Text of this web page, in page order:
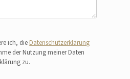
ich, die Datenschutzerklärung
der Nutzung meiner Daten
zu.